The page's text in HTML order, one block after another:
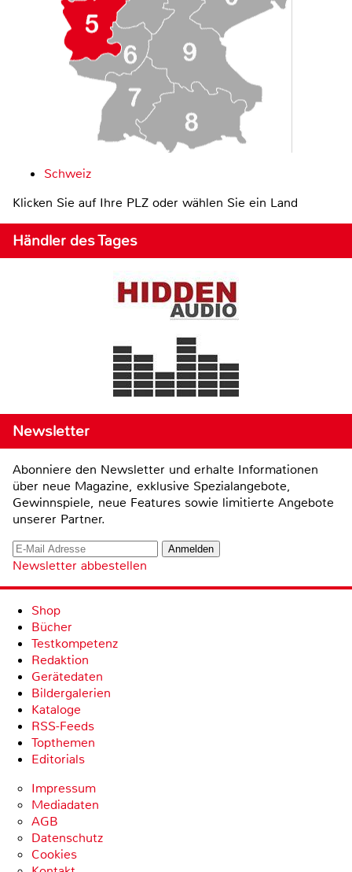
Schweiz
Klicken Sie auf Ihre PLZ oder wählen Sie ein Land
Händler des Tages
Newsletter
Abonniere den Newsletter und erhalte Informationen
über neue Magazine, exklusive Spezialangebote,
Gewinnspiele, neue Features sowie limitierte Angebote
unserer Partner.
Newsletter abbestellen
Shop
Bücher
Testkompetenz
Redaktion
Gerätedaten
Bildergalerien
Kataloge
RSS-Feeds
Topthemen
Editorials
Impressum
Mediadaten
AGB
Datenschutz
Cookies